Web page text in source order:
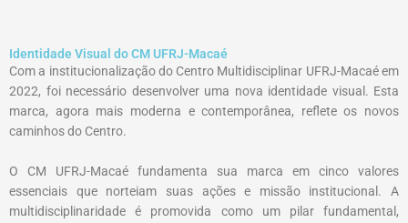
Identidade Visual do CM UFRJ-Macaé
Com a institucionalização do Centro Multidisciplinar UFRJ-Macaé em
2022, foi necessário desenvolver uma nova identidade visual. Esta
marca, agora mais moderna e contemporânea, reflete os novos
caminhos do Centro.
O CM UFRJ-Macaé fundamenta sua marca em cinco valores
essenciais que norteiam suas ações e missão institucional. A
multidisciplinaridade é promovida como um pilar fundamental,